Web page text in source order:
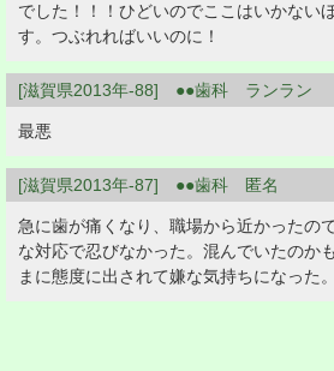
でした！！！ひどいのでここはいかない
す。つぶれればいいのに！
[滋賀県2013年-88] ●●歯科 ランラン
最悪
[滋賀県2013年-87] ●●歯科 匿名
急に歯が痛くなり、職場から近かったの
な対応で忍びなかった。混んでいたのか
まに態度に出されて嫌な気持ちになった。